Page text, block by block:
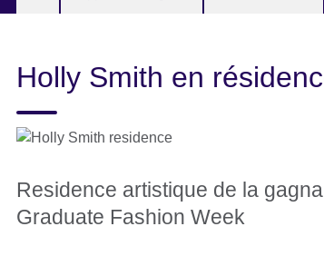
Holly Smith en
Residence artistique de la
Graduate Fashion Week